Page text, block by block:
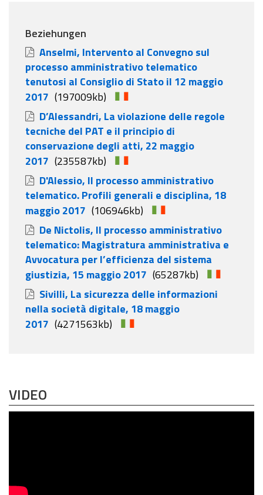
Beziehungen
Anselmi, Intervento al Convegno sul
processo amministrativo telematico
tenutosi al Consiglio di Stato il 12 maggio
2017 (197009kb)
D’Alessandri, La violazione delle regole
tecniche del PAT e il principio di
conservazione degli atti, 22 maggio
2017 (235587kb)
D'Alessio, Il processo amministrativo
telematico. Profili generali e disciplina, 18
maggio 2017 (106946kb)
De Nictolis, Il processo amministrativo
telematico: Magistratura amministrativa e
Avvocatura per l’efficienza del sistema
giustizia, 15 maggio 2017 (65287kb)
Sivilli, La sicurezza delle informazioni
nella società digitale, 18 maggio
2017 (4271563kb)
VIDEO